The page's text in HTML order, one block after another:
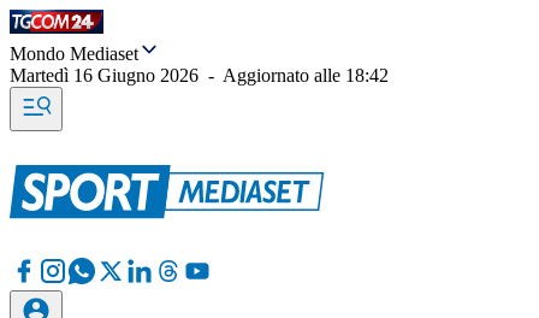
Mondo Mediaset
Martedì 16 Giugno 2026 - Aggiornato alle 18:42